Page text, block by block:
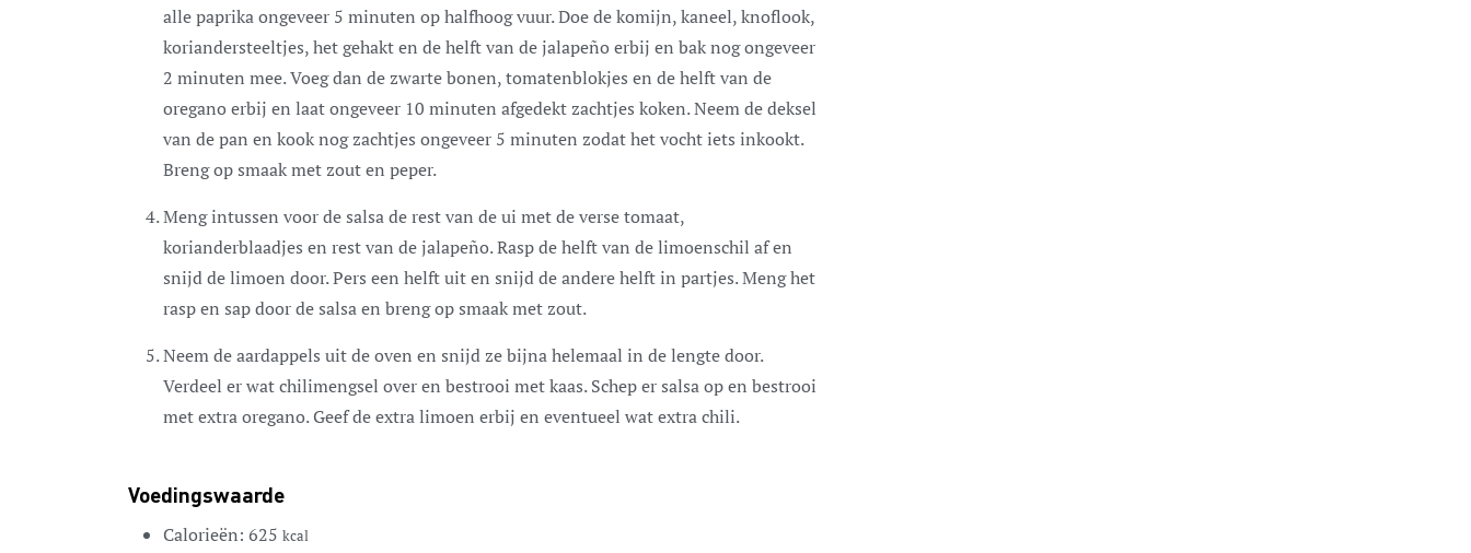
alle paprika ongeveer 5 minuten op halfhoog vuur. Doe de komijn, kaneel, knoflook,
koriandersteeltjes, het gehakt en de helft van de jalapeño erbij en bak nog ongeveer
2 minuten mee. Voeg dan de zwarte bonen, tomatenblokjes en de helft van de
oregano erbij en laat ongeveer 10 minuten afgedekt zachtjes koken. Neem de deksel
van de pan en kook nog zachtjes ongeveer 5 minuten zodat het vocht iets inkookt.
Breng op smaak met zout en peper.
Meng intussen voor de salsa de rest van de ui met de verse tomaat,
korianderblaadjes en rest van de jalapeño. Rasp de helft van de limoenschil af en
snijd de limoen door. Pers een helft uit en snijd de andere helft in partjes. Meng het
rasp en sap door de salsa en breng op smaak met zout.
Neem de aardappels uit de oven en snijd ze bijna helemaal in de lengte door.
Verdeel er wat chilimengsel over en bestrooi met kaas. Schep er salsa op en bestrooi
met extra oregano. Geef de extra limoen erbij en eventueel wat extra chili.
Voedingswaarde
Calorieën: 625 kcal